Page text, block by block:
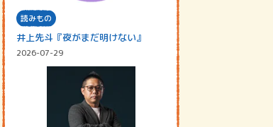
読みもの
井上先斗『夜がまだ明けない』
2026-07-29